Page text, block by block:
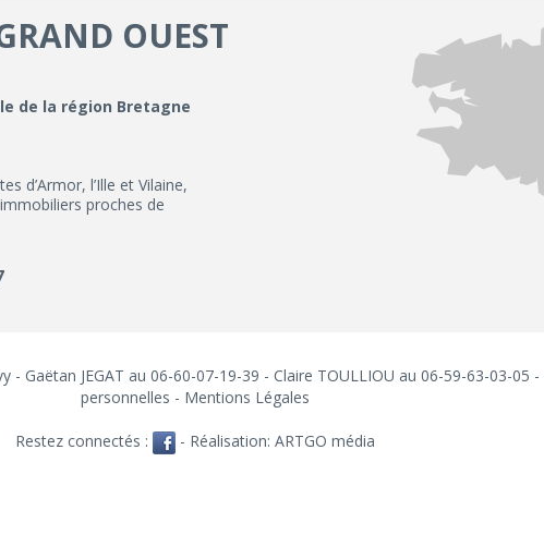
OUEST
de la région Bretagne
d’Armor, l’Ille et Vilaine,
proches de
- Gaëtan JEGAT au 06-60-07-19-39 - Claire TOULLIOU au 06-59-63-03-05 -
personnelles - Mentions Légales
Restez connectés : - Réalisation: ARTGO média